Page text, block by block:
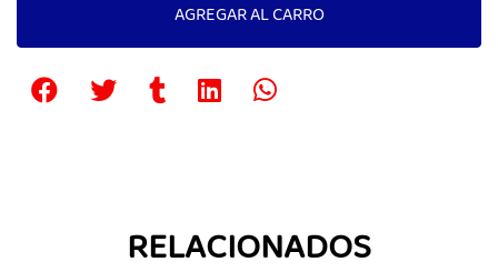
AGREGAR AL CARRO
RELACIONADOS